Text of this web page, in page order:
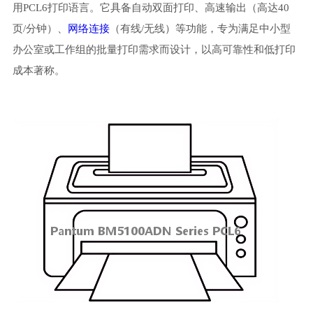
用PCL6打印语言。它具备自动双面打印、高速输出（高达40
页/分钟）、
网络连接（有线/无线）等功能，专为满足中小型
办公室或工作组的批量打印需求而设计，以高可靠性和低打印
成本著称。